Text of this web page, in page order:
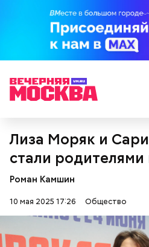
Лиза Моряк и
стали родителями
Роман Камшин
10 мая 2025 17:26 Общество
кабачок;
брынза;
растительное масло;
помидоры черри либо
беременным, кормящим
людям с ослабленной
пожилым;
детям.